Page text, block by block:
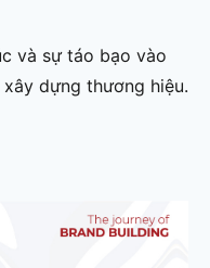
và sự táo bạo vào
dựng thương hiệu.